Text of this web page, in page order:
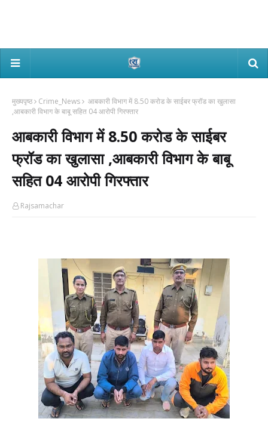
मुख्यपृष्ठ Crime_News
आबकारी विभाग में 8.50 करोड के साईबर फ्रॉड का खुलासा
,आबकारी विभाग के बाबू सहित 04 आरोपी गिरफ्तार
आबकारी विभाग में 8.50 करोड के साईबर
फ्रॉड का खुलासा ,आबकारी विभाग के बाबू
सहित 04 आरोपी गिरफ्तार
Rajsamachar